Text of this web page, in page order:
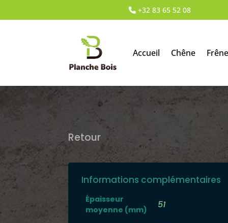
+32 83 65 52 08
Accueil Chêne Frêne
Retour
Informations complémentaires
Épaisseur
moyenne (mm)
51